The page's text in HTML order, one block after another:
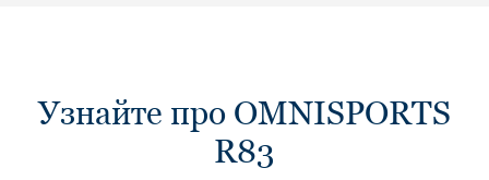
Узнайте про OMNISPORTS
R83